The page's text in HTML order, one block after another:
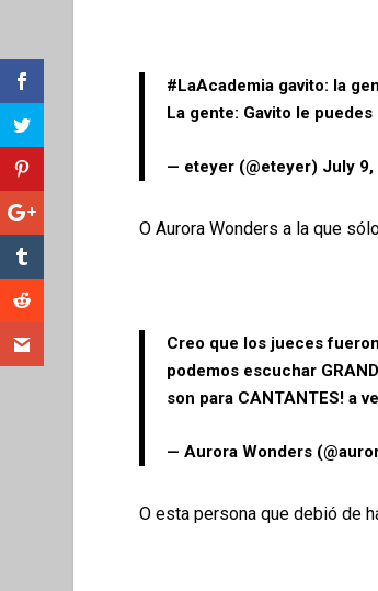
#LaAcademia gavito: la
La gente: Gavito le
— eteyer (@eteyer) July 9,
O Aurora Wonders a la que
Creo que los jueces
podemos escuchar
son para CANTANTES! a
— Aurora Wonders
O esta persona que debió de